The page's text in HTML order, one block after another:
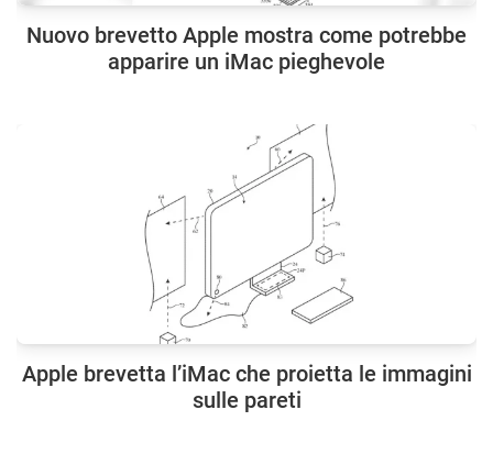
Nuovo brevetto Apple mostra come potrebbe
apparire un iMac pieghevole
Apple brevetta l’iMac che proietta le immagini
sulle pareti